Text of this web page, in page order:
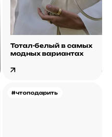
Тотал-белый в самых
модных вариантах
#чтоподарить